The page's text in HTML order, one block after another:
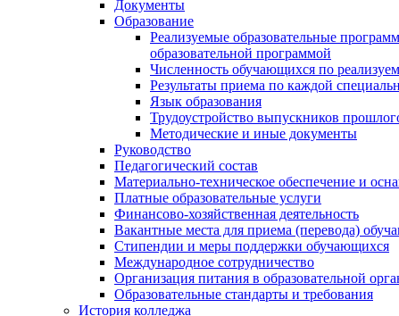
Документы
Образование
Реализуемые образовательные
образовательной программой
Численность обучающихся по
Результаты приема по каждой
Язык образования
Трудоустройство выпускников
Методические и иные документы
Руководство
Педагогический состав
Материально-техническое обеспечение и
Платные образовательные услуги
Финансово-хозяйственная деятельность
Вакантные места для приема (перевода)
Стипендии и меры поддержки обучающихся
Международное сотрудничество
Организация питания в образовательной
Образовательные стандарты и требования
История колледжа